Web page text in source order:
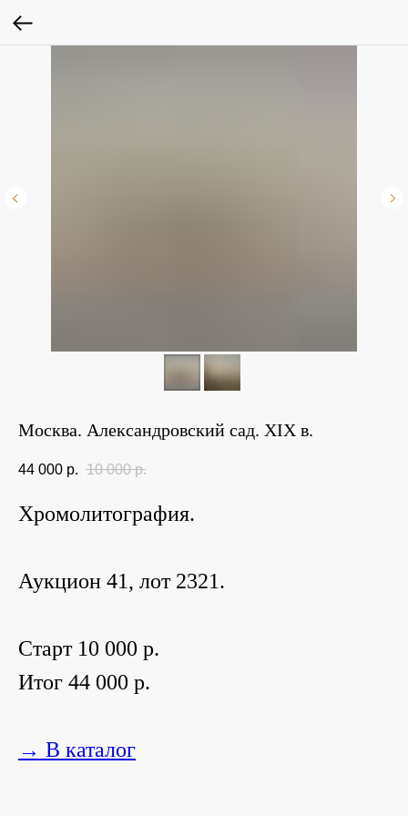
Москва. Александровский сад. XIX в.
44 000 р. 10 000 р.
Хромолитография.
Аукцион 41, лот 2321.
Старт 10 000 р.
Итог 44 000 р.
→ В каталог